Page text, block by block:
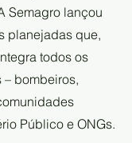
Semagro lançou
planejadas que,
todos os
– bombeiros,
Público e ONGs.